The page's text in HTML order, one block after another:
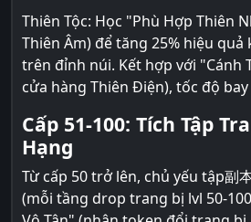
Thiên Tộc: Học "Phù Hợp Thiên
Thiên Âm) để tăng 25% hiệu
trên đỉnh núi. Kết hợp với "Cánh
cửa hàng Thiên Điện), tốc độ
Cấp 51-100: Tích Tập
Hạng
Từ cấp 50 trở lên, chủ yếu tập副
(mỗi tầng drop trang bị lvl 50-